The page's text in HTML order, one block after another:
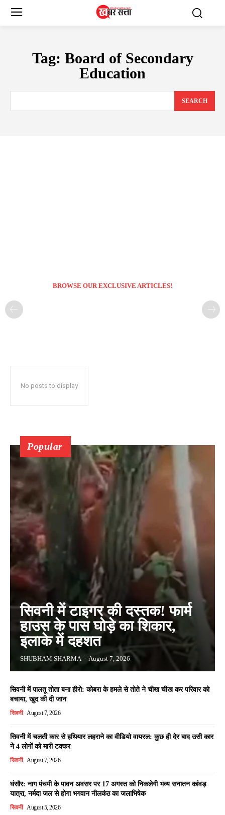
Tag: Board of Secondary
Education
SEARCH
BROWSE OUR EXCLUSIVE ARTICLES!
No posts to display
Popular
सिवनी में टाइगर की दस्तक! फार्म
हाउस के पास घोड़े का शिकार,
इलाके में दहशत
SHUBHAM SHARMA - August 7, 2026
सिवनी में पालतू तोता बना हीरो: कोबरा के हमले से तोते ने चीख चीख कर परिवार को
बचाया, खुद की दी जान
सिवनी August 7, 2026
सिवनी में चलती कार से हथियार लहराने का वीडियो वायरल: कुछ ही देर बाद उसी कार
ने 4 लोगों को मारी टक्कर
सिवनी August 7, 2026
घंसौर: नाग पंचमी के पावन अवसर पर 17 अगस्त को निकलेगी भव्य सनातन कांवड़
यात्रा, नर्मदा जल से होगा भगवान नीलकंठ का जलाभिषेक
सिवनी August 5, 2026